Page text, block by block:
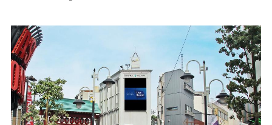
選ばれる理由
導入事例
全国のスクリーン
お知らせ